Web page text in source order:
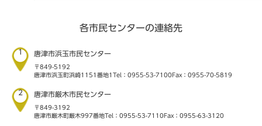
各市民センターの連絡先
1 唐津市浜玉市民センター
〒849-5192
唐津市浜玉町浜崎1151番地1 Tel：0955-53-7100 Fax：0955-70-5819
2 唐津市厳木市民センター
〒849-3192
唐津市厳木町厳木997番地Tel：0955-53-7110 Fax：0955-63-3120